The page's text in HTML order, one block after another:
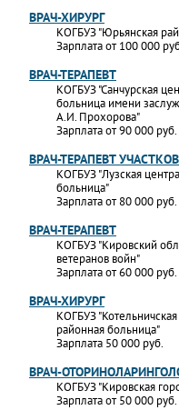
ВРАЧ-ХИРУРГ
КОГБУЗ "Юрьянская
Зарплата от 100 000
ВРАЧ-ТЕРАПЕВТ
КОГБУЗ "Санчурская
больница имени
А.И. Прохорова"
Зарплата от 90 000 руб.
ВРАЧ-ТЕРАПЕВТ
КОГБУЗ "Лузская
больница"
Зарплата от 80 000 руб.
ВРАЧ-ТЕРАПЕВТ
КОГБУЗ "Кировский
ветеранов войн"
Зарплата от 60 000 руб.
ВРАЧ-ХИРУРГ
КОГБУЗ
районная больница"
Зарплата 50 000 руб.
ВРАЧ-
КОГБУЗ "Кировская
Зарплата от 50 000 руб.